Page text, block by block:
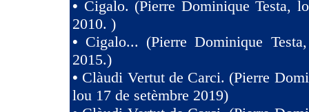
• Cigalo. (Pierre Dominique Testa,
2010. )
• Cigalo... (Pierre Dominique
2015.)
• Clàudi Vertut de Carci. (Pierre
lou 17 de setèmbre 2019)